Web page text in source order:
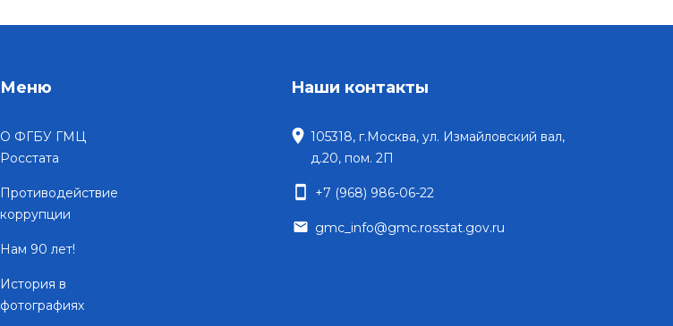
Меню
О ФГБУ ГМЦ
Росстата
Противодействие
коррупции
Нам 90 лет!
История в
фотографиях
Наши контакты
location_on 105318, г.Москва, ул. Измайловский вал,
д.20, пом. 2П
smartphone +7 (968) 986-06-22
email gmc_info@gmc.rosstat.gov.ru